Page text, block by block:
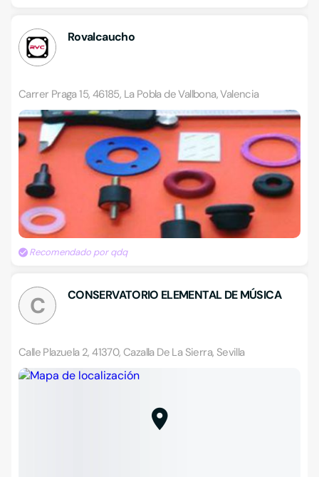
Rovalcaucho
Carrer Praga 15, 46185, La Pobla de Vallbona, Valencia
Recomendado por qdq
C CONSERVATORIO ELEMENTAL DE MÚSICA
Calle Plazuela 2, 41370, Cazalla De La Sierra, Sevilla